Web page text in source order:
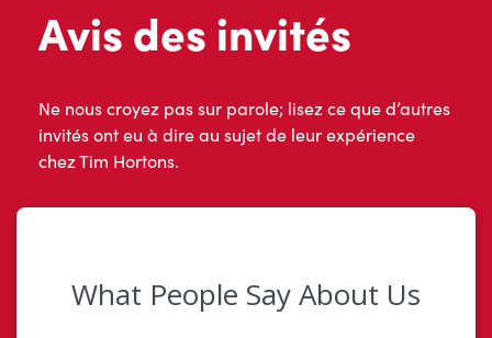
Avis des invités
Ne nous croyez pas sur parole; lisez ce que d’autres
invités ont eu à dire au sujet de leur expérience
chez Tim Hortons.